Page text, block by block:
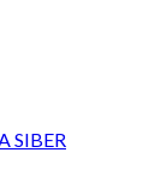
SIBER